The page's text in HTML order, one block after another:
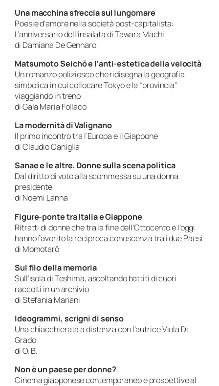
Una macchina sfreccia sul lungomare
Poesie d’amore nella società post-capitalista:
L’anniversario dell’insalata di Tawara Machi
di Damiana De Gennaro
Matsumoto Seichō e l’anti-estetica della velocità
Un romanzo poliziesco che ridisegna la geografia
simbolica in cui collocare Tokyo e la “provincia”
viaggiando in treno
di Gala Maria Follaco
La modernità di Valignano
Il primo incontro tra l’Europa e il Giappone
di Claudio Caniglia
Sanae e le altre. Donne sulla scena politica
Dal diritto di voto alla scommessa su una donna
presidente
di Noemi Lanna
Figure-ponte tra Italia e Giappone
Ritratti di donne che tra la fine dell’Ottocento e l’oggi
hanno favorito la reciproca conoscenza tra i due Paesi
di Momotarō
Sul filo della memoria
Sull’isola di Teshima, ascoltando battiti di cuori
raccolti in un archivio
di Stefania Mariani
Ideogrammi, scrigni di senso
Una chiacchierata a distanza con l’autrice Viola Di
Grado
di O. B.
Non è un paese per donne?
Cinema giapponese contemporaneo e prospettive al